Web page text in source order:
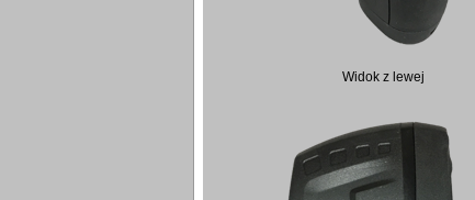
Widok z lewej